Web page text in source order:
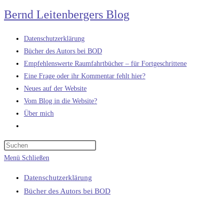
Zum
Inhalt
springen
Bernd Leitenbergers Blog
Datenschutzerklärung
Bücher des Autors bei BOD
Empfehlenswerte Raumfahrtbücher – für Fortgeschrittene
Eine Frage oder ihr Kommentar fehlt hier?
Neues auf der Website
Vom Blog in die Website?
Über mich
umschalten
Menü Schließen
Datenschutzerklärung
Bücher des Autors bei BOD